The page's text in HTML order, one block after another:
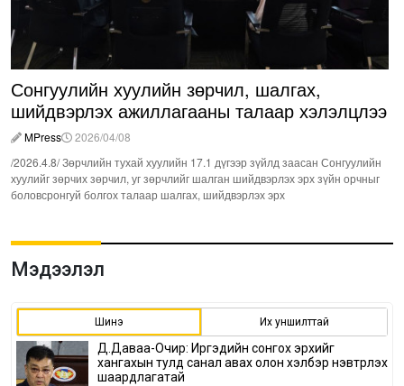
Сонгуулийн хуулийн зөрчил, шалгах,
шийдвэрлэх ажиллагааны талаар хэлэлцлээ
MPress
2026/04/08
/2026.4.8/ Зөрчлийн тухай хуулийн 17.1 дүгээр зүйлд заасан Сонгуулийн
хуулийг зөрчих зөрчил, уг зөрчлийг шалган шийдвэрлэх эрх зүйн орчныг
боловсронгуй болгох талаар шалгах, шийдвэрлэх эрх
Мэдээлэл
Шинэ Их уншилттай
Д.Даваа-Очир: Иргэдийн сонгох эрхийг
хангахын тулд санал авах олон хэлбэр нэвтрүүлэх
шаардлагатай